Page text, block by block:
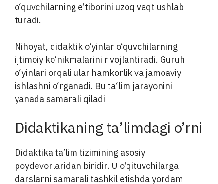
o‘quvchilarning e‘tiborini uzoq vaqt ushlab
turadi.
Nihoyat, didaktik o‘yinlar o‘quvchilarning
ijtimoiy ko‘nikmalarini rivojlantiradi. Guruh
o‘yinlari orqali ular hamkorlik va jamoaviy
ishlashni o‘rganadi. Bu ta‘lim jarayonini
yanada samarali qiladi
Didaktikaning ta’limdagi o’rni
Didaktika ta’lim tizimining asosiy
poydevorlaridan biridir. U o‘qituvchilarga
darslarni samarali tashkil etishda yordam